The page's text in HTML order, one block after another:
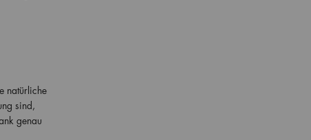
natürliche
sind,
genau